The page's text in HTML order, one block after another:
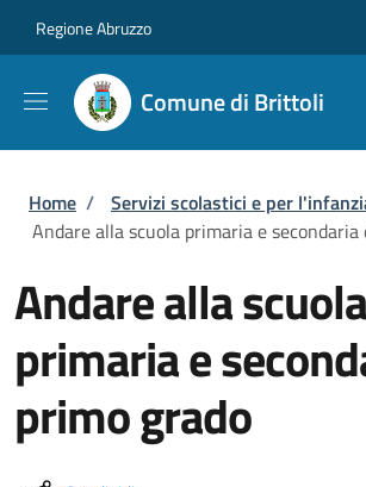
Regione Abruzzo
Comune di Brittoli
Briciole di pane
Home / Servizi scolastici e per
Andare alla scuola primaria e
Andare alla scuola
primaria e
primo grado